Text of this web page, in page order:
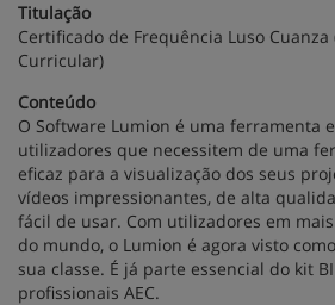
Titulação
Certificado de Frequência Luso
Curricular)
Conteúdo
O Software Lumion é uma ferramenta
utilizadores que necessitem de uma
eficaz para a visualização dos seus
vídeos impressionantes, de alta
fácil de usar. Com utilizadores em
do mundo, o Lumion é agora visto
sua classe. É já parte essencial do kit
profissionais AEC.